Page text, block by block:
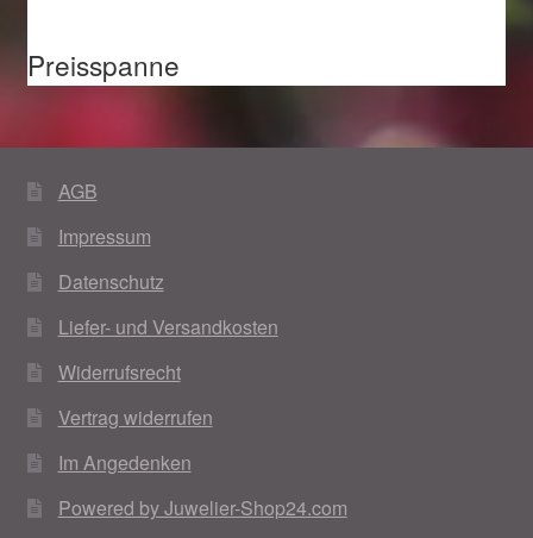
Preisspanne
AGB
Impressum
Datenschutz
Liefer- und Versandkosten
Widerrufsrecht
Vertrag widerrufen
Im Angedenken
Powered by Juwelier-Shop24.com